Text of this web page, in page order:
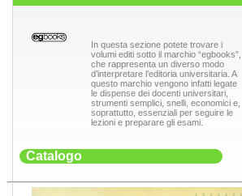
In questa sezione potete trovare i
volumi editi sotto il marchio “egbooks”,
che rappresenta un diverso modo
d’interpretare l’editoria universitaria. A
questo marchio vengono infatti legate
le dispense dei docenti universitari,
strumenti semplici, snelli, economici e,
soprattutto, essenziali per seguire le
lezioni e preparare gli esami.
Catalogo